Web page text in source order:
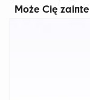
Może Cię